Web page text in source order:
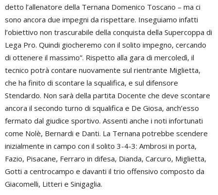
detto l’allenatore della Ternana Domenico Toscano – ma ci
sono ancora due impegni da rispettare. Inseguiamo infatti
l’obiettivo non trascurabile della conquista della Supercoppa di
Lega Pro. Quindi giocheremo con il solito impegno, cercando
di ottenere il massimo”. Rispetto alla gara di mercoledì, il
tecnico potrà contare nuovamente sul rientrante Miglietta,
che ha finito di scontare la squalifica, e sul difensore
Stendardo. Non sarà della partita Docente che deve scontare
ancora il secondo turno di squalifica e De Giosa, anch’esso
fermato dal giudice sportivo. Assenti anche i noti infortunati
come Nolè, Bernardi e Danti. La Ternana potrebbe scendere
inizialmente in campo con il solito 3-4-3: Ambrosi in porta,
Fazio, Pisacane, Ferraro in difesa, Dianda, Carcuro, Miglietta,
Gotti a centrocampo e davanti il trio offensivo composto da
Giacomelli, Litteri e Sinigaglia.